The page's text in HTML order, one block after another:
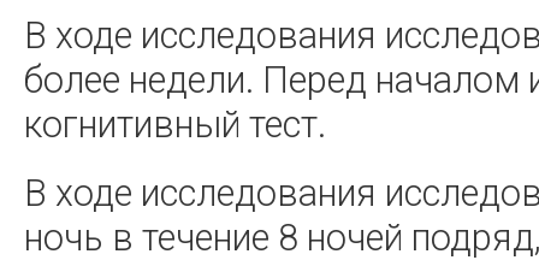
В ходе исследования
более недели. Перед началом
когнитивный тест.
В ходе исследования
ночь в течение 8 ночей